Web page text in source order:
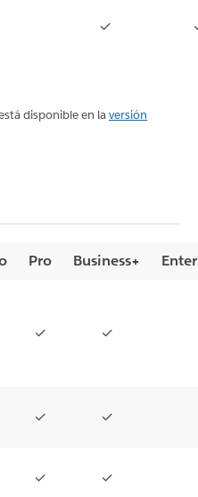
✓
disponible en laversión
Pro Business+
✓ ✓
✓ ✓
✓ ✓